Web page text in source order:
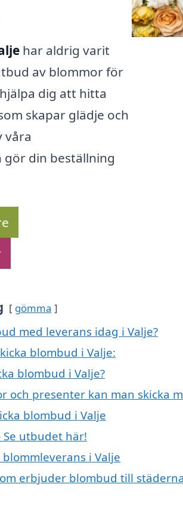
har aldrig varit
av blommor för
dig att hitta
skapar glädje och
våra
din beställning
gömma
med leverans idag i Valje?
blombud i Valje:
blombud i Valje?
och presenter kan man skicka
blombud i Valje
utbudet här!
i Valje
erbjuder blombud till